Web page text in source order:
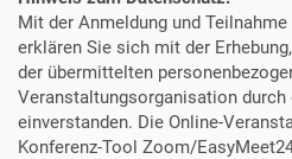
f
o
e
r
d
e
Mit der Anmeldung und
erklären Sie sich mit der
der übermittelten
Veranstaltungsorganisation
einverstanden. Die Online-
Konferenz-Tool Zoom/